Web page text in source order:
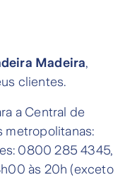
Madeira,
clientes.
a Central de
metropolitanas:
0800 285 4345,
às 20h (exceto